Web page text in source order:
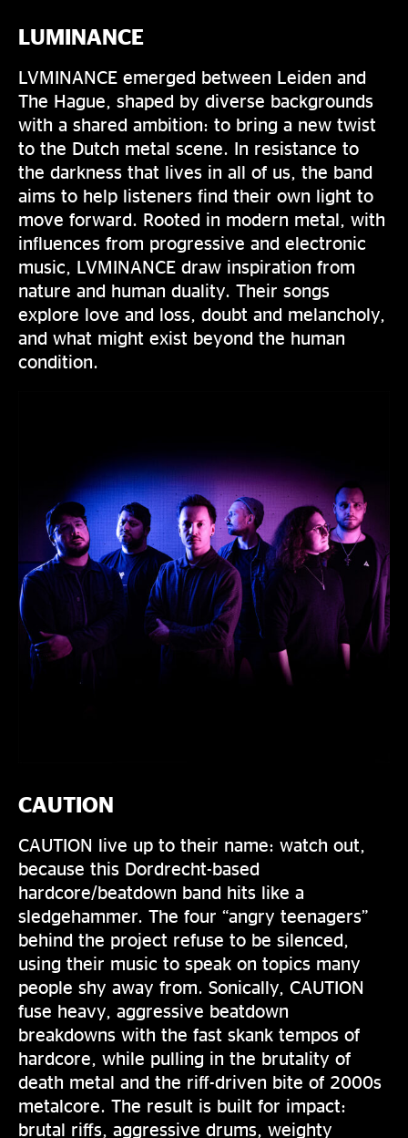
LUMINANCE
LVMINANCE emerged between Leiden and
The Hague, shaped by diverse backgrounds
with a shared ambition: to bring a new twist
to the Dutch metal scene. In resistance to
the darkness that lives in all of us, the band
aims to help listeners find their own light to
move forward. Rooted in modern metal, with
influences from progressive and electronic
music, LVMINANCE draw inspiration from
nature and human duality. Their songs
explore love and loss, doubt and melancholy,
and what might exist beyond the human
condition.
CAUTION
CAUTION live up to their name: watch out,
because this Dordrecht-based
hardcore/beatdown band hits like a
sledgehammer. The four “angry teenagers”
behind the project refuse to be silenced,
using their music to speak on topics many
people shy away from. Sonically, CAUTION
fuse heavy, aggressive beatdown
breakdowns with the fast skank tempos of
hardcore, while pulling in the brutality of
death metal and the riff-driven bite of 2000s
metalcore. The result is built for impact:
brutal riffs, aggressive drums, weighty